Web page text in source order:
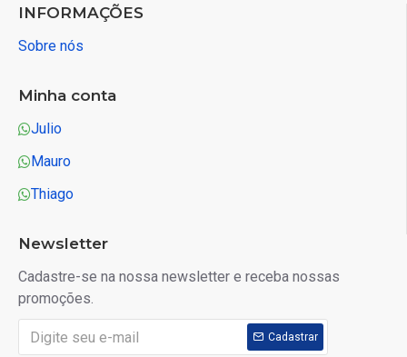
INFORMAÇÕES
Sobre nós
Minha conta
Julio
Mauro
Thiago
Newsletter
Cadastre-se na nossa newsletter e receba nossas
promoções.
Cadastrar